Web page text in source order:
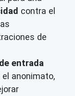
contra el
de
entrada
anonimato,